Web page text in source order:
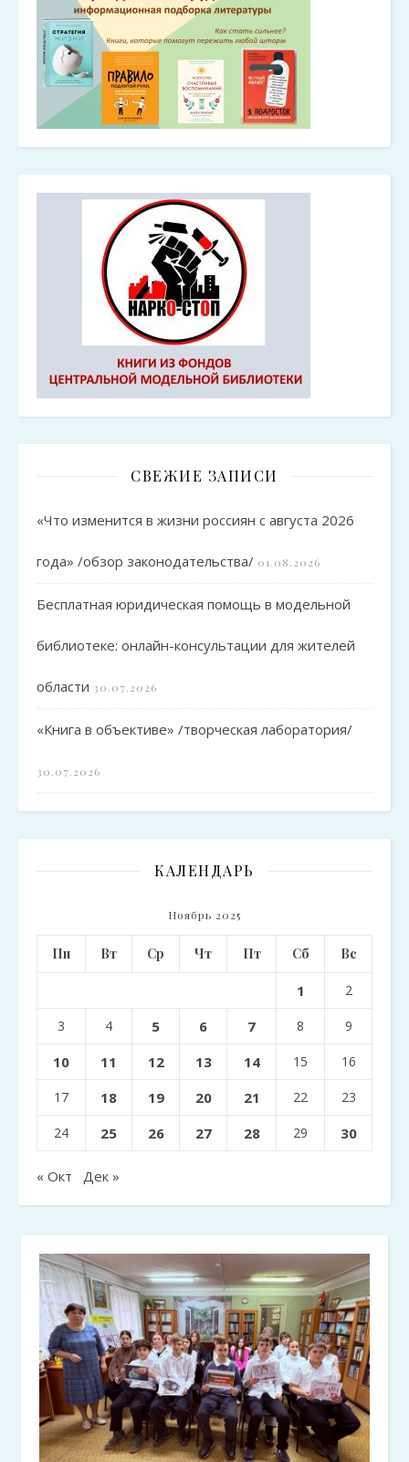
СВЕЖИЕ ЗАПИСИ
«Что изменится в жизни россиян с августа 2026
года» /обзор законодательства/ 01.08.2026
Бесплатная юридическая помощь в модельной
библиотеке: онлайн-консультации для жителей
области 30.07.2026
«Книга в объективе» /творческая лаборатория/
30.07.2026
КАЛЕНДАРЬ
Ноябрь 2025
Пн Вт Ср Чт Пт Сб Вс
1 2
3 4 5 6 7 8 9
10 11 12 13 14 15 16
17 18 19 20 21 22 23
24 25 26 27 28 29 30
« Окт Дек »